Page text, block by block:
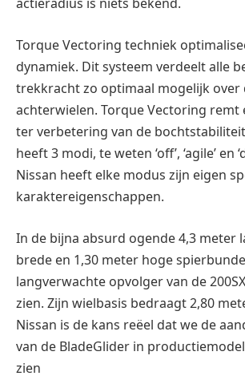
Torque Vectoring techniek
dynamiek. Dit systeem verdeelt alle
trekkracht zo optimaal mogelijk over
achterwielen. Torque Vectoring remt
ter verbetering van de
heeft 3 modi, te weten ‘off’, ‘agile’ en
Nissan heeft elke modus zijn eigen
karaktereigenschappen.
In de bijna absurd ogende 4,3 meter
brede en 1,30 meter hoge
langverwachte opvolger van de
zien. Zijn wielbasis bedraagt 2,80
Nissan is de kans reëel dat we de
van de BladeGlider in
zien